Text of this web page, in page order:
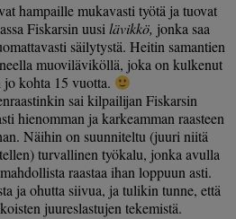
hampaille mukavasti työtä ja tuovat
Fiskarsin uusilävikkö, jonka saa
säilytystä. Heitin samantien
muoviläviköllä, joka on kulkenut
jo kohta 15 vuotta.
sai kilpailijan Fiskarsin
hienomman ja karkeamman raasteen
Näihin on suunniteltu (juuri niitä
turvallinen työkalu, jonka avulla
raastaa ihan loppuun asti.
ja ohutta siivua, ja tulikin tunne, että
juureslastujen tekemistä.